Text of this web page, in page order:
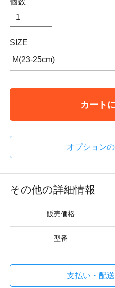
SIZE
カート
オプション
その他の詳細情報
販売価格
型番
支払い・配